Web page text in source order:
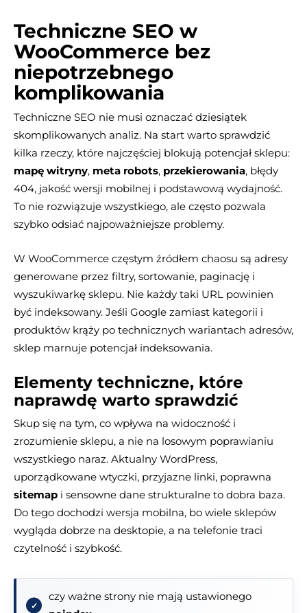
Techniczne SEO w
WooCommerce bez
niepotrzebnego
komplikowania
Techniczne SEO nie musi oznaczać dziesiątek
skomplikowanych analiz. Na start warto sprawdzić
kilka rzeczy, które najczęściej blokują potencjał sklepu:
mapę witryny, meta robots, przekierowania, błędy
404, jakość wersji mobilnej i podstawową wydajność.
To nie rozwiązuje wszystkiego, ale często pozwala
szybko odsiać najpoważniejsze problemy.
W WooCommerce częstym źródłem chaosu są adresy
generowane przez filtry, sortowanie, paginację i
wyszukiwarkę sklepu. Nie każdy taki URL powinien
być indeksowany. Jeśli Google zamiast kategorii i
produktów krąży po technicznych wariantach adresów,
sklep marnuje potencjał indeksowania.
Elementy techniczne, które
naprawdę warto sprawdzić
Skup się na tym, co wpływa na widoczność i
zrozumienie sklepu, a nie na losowym poprawianiu
wszystkiego naraz. Aktualny WordPress,
uporządkowane wtyczki, przyjazne linki, poprawna
sitemap i sensowne dane strukturalne to dobra baza.
Do tego dochodzi wersja mobilna, bo wiele sklepów
wygląda dobrze na desktopie, a na telefonie traci
czytelność i szybkość.
czy ważne strony nie mają ustawionego